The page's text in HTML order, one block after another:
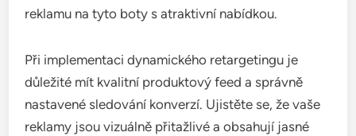
reklamu na tyto boty s atraktivní nabídkou.
Při implementaci dynamického retargetingu je
důležité mít kvalitní produktový feed a správně
nastavené sledování konverzí. Ujistěte se, že vaše
reklamy jsou vizuálně přitažlivé a obsahují jasné